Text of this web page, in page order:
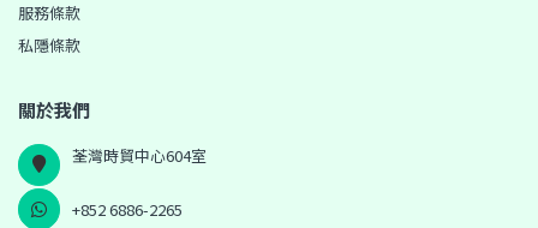
服務條款
私隱條款
關於我們
荃灣時貿中心604室
+852 6886-2265